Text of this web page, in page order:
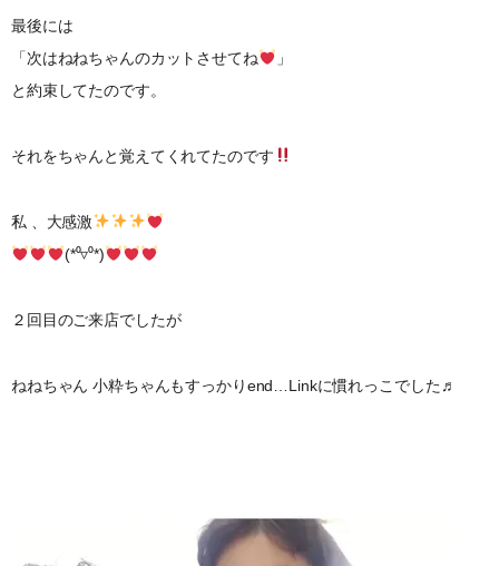
最後には
「次はねねちゃんのカットさせてね
」
と約束してたのです。
それをちゃんと覚えてくれてたのです
私 、大感激
(*⁰▿⁰*)
２回目のご来店でしたが
ねねちゃん 小粋ちゃんもすっかりend…Linkに慣れっこでした♬